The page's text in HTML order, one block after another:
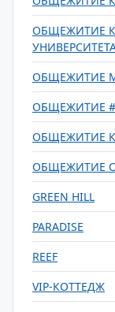
ОБЩЕЖИТИЕ
ОБЩЕЖИТИЕ
ОБЩЕЖИТИЕ
ОБЩЕЖИТИЕ
ОБЩЕЖИТИЕ
GREEN HILL
PARADISE
REEF
VIP-КОТТЕДЖ